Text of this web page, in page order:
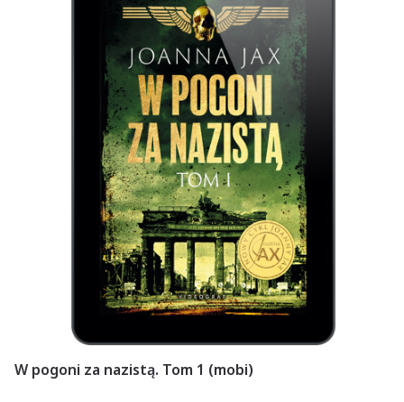
W pogoni za nazistą. Tom 1 (mobi)